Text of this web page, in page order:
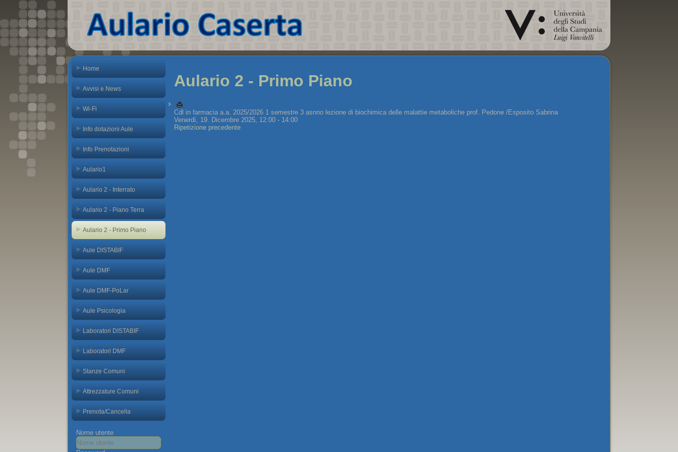
Home
Avvisi e News
Wi-Fi
Info dotazioni Aule
Info Prenotazioni
Aulario1
Aulario 2 - Interrato
Aulario 2 - Piano Terra
Aulario 2 - Primo Piano
Aule DISTABIF
Aule DMF
Aule DMF-PoLar
Aule Psicologia
Laboratori DISTABIF
Laboratori DMF
Stanze Comuni
Attrezzature Comuni
Prenota/Cancella
Nome utente
Aulario 2 - Primo Piano
Cdl in farmacia a.a. 2025/2026 1 semestre 3 asnno lezione di biochimica delle malattie metaboliche prof. Pedone /Esposito Sabrina
Venerdì, 19. Dicembre 2025, 12:00 - 14:00
Ripetizione precedente